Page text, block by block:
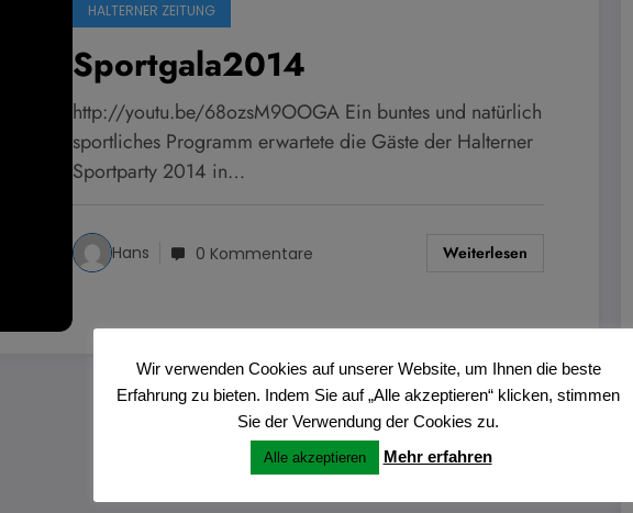
HALTERNER ZEITUNG
Sportgala2014
http://youtu.be/68ozsM9OOGA Ein buntes und natürlich
sportliches Programm erwartete die Gäste der Halterner
Sportparty 2014 in…
Hans 0 Kommentare Weiterlesen
Wir verwenden Cookies auf unserer Website, um Ihnen die beste
Erfahrung zu bieten. Indem Sie auf „Alle akzeptieren“ klicken, stimmen
Sie der Verwendung der Cookies zu.
Alle akzeptieren Mehr erfahren